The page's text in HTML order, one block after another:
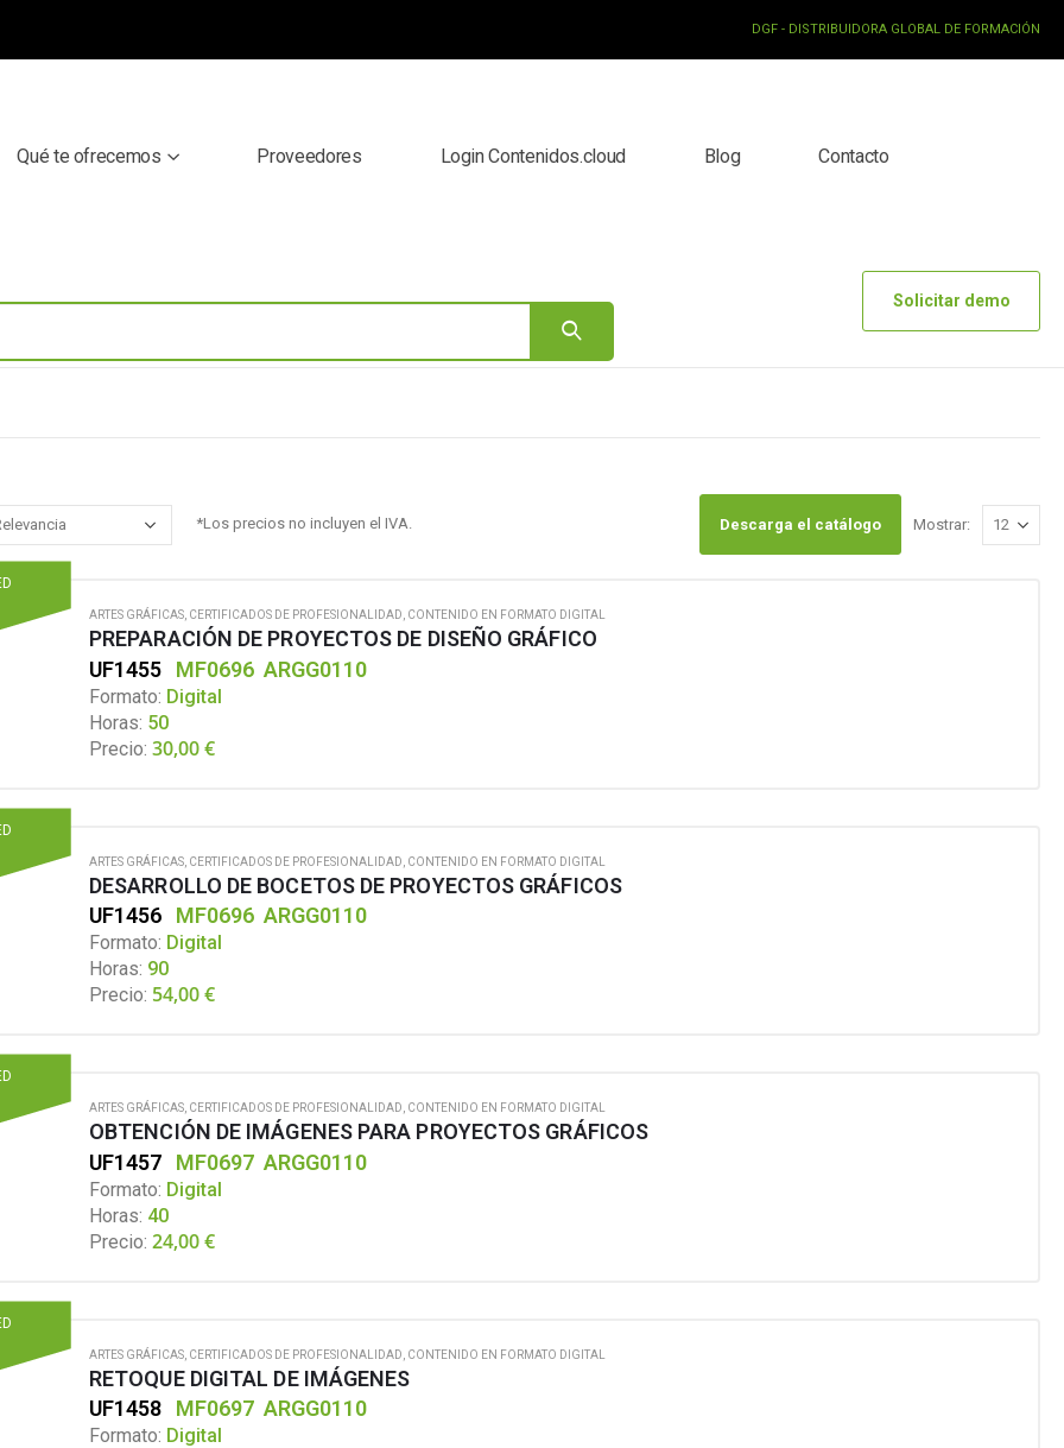
DGF - DISTRIBUIDORA GLOBAL DE FORMACIÓN
Qué te ofrecemos Proveedores Login Contenidos.cloud Blog Contacto
Solicitar demo
*Los precios no incluyen el IVA. Descarga el catálogo Mostrar:
ARTES GRÁFICAS, CERTIFICADOS DE PROFESIONALIDAD, CONTENIDO EN FORMATO DIGITAL
PREPARACIÓN DE PROYECTOS DE DISEÑO GRÁFICO
UF1455
MF0696 ARGG0110
Formato: Digital
Horas: 50
Precio: 30,00€
ARTES GRÁFICAS CERTIFICADOS DE PROFESIONALIDAD CONTENIDO EN FORMATO DIGITAL
DESARROLLO DE BOCETOS DE PROYECTOS GRÁFICOS
UF1456
MF0696 ARGG0110
Formato: Digital
Horas: 90
Precio: 54,00€
ARTES GRÁFICAS CERTIFICADOS DE PROFESIONALIDAD CONTENIDO EN FORMATO DIGITAL
OBTENCIÓN DE IMÁGENES PARA PROYECTOS GRÁFICOS
UF1457
MF0697 ARGG0110
Formato: Digital
Horas: 40
Precio: 24,00€
ARTES GRÁFICAS CERTIFICADOS DE PROFESIONALIDAD CONTENIDO EN FORMATO DIGITAL
RETOQUE DIGITAL DE IMÁGENES
UF1458
MF0697 ARGG0110
Formato: Digital